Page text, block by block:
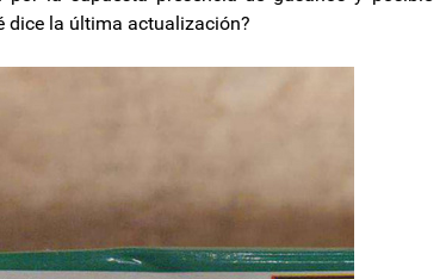
dice la última actualización?